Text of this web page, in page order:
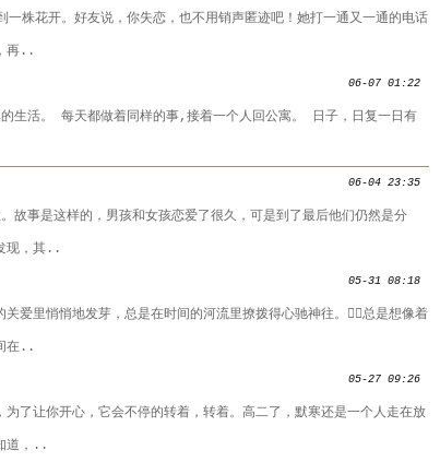
株花开。好友说，你失恋，也不用销声匿迹吧！她打一通又一通的电话
再..
06-07 01:22
生活。 每天都做着同样的事,接着一个人回公寓。 日子，日复一日有
06-04 23:35
故事是这样的，男孩和女孩恋爱了很久，可是到了最后他们仍然是分
现，其..
05-31 08:18
爱里悄悄地发芽，总是在时间的河流里撩拨得心驰神往。总是想像着
在..
05-27 09:26
了让你开心，它会不停的转着，转着。高二了，默寒还是一个人走在放
道，..